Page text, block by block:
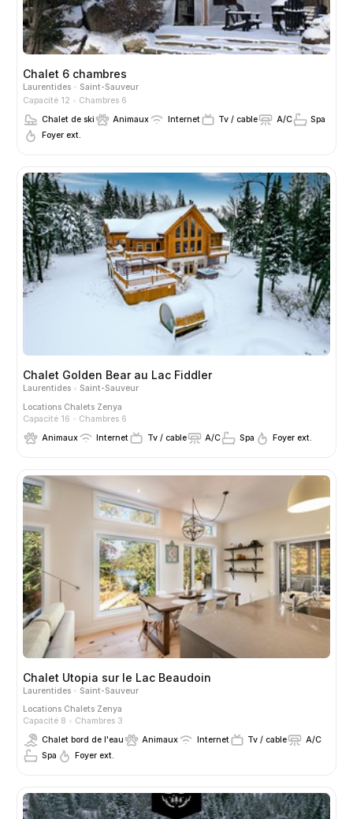
Chalet 6 chambres
Laurentides
Saint-Sauveur
Capacité 12
Chambres 6
Chalet de ski
Animaux Internet Tv / cable A/C
Spa
Foyer ext.
Chalet Golden Bear au Lac Fiddler
Laurentides
Saint-Sauveur
Locations Chalets Zenya
Capacité 16
Chambres 6
Animaux
Internet Tv / cable A/C Spa Foyer ext.
Chalet Utopia sur le Lac Beaudoin
Laurentides
Saint-Sauveur
Locations Chalets Zenya
Capacité 8
Chambres 3
Chalet bord de l'eau
Animaux Internet Tv / cable
A/C
Spa
Foyer ext.